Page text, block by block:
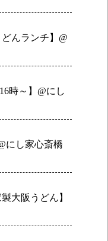
んランチ】@
時～】@にし
にし家心斎橋
大阪うどん】